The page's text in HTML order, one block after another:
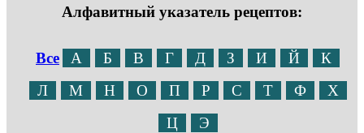
Алфавитный указатель рецептов:
Все А Б В Г Д З И Й
К
Л
М Н О П Р С Т Ф
Х
Ц
Э